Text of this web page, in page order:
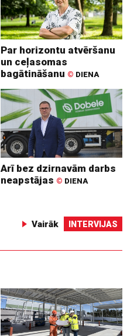
Par horizontu atvēršanu
un ceļasomas
bagātināšanu © DIENA
Arī bez dzirnavām darbs
neapstājas © DIENA
Vairāk INTERVIJAS